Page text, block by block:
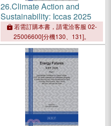
26.Climate Action and
Sustainability: Iccas 2025
若需訂購本書，請電洽客服 02-
25006600[分機130、131]。